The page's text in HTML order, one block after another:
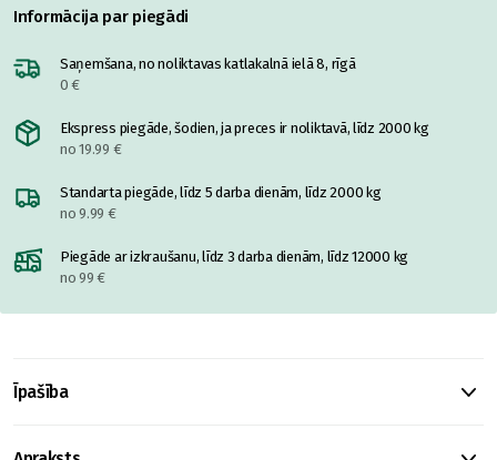
Informācija par piegādi
Saņemšana, no noliktavas katlakalnā ielā 8, rīgā
0 €
Ekspress piegāde, šodien, ja preces ir noliktavā, līdz 2000 kg
no 19.99 €
Standarta piegāde, līdz 5 darba dienām, līdz 2000 kg
no 9.99 €
Piegāde ar izkraušanu, līdz 3 darba dienām, līdz 12000 kg
no 99 €
Īpašība